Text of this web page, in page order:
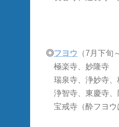
◎フヨウ （7月下旬
極楽寺、妙隆寺
瑞泉寺、浄妙寺、
浄智寺、東慶寺、
宝戒寺（酔フヨウ